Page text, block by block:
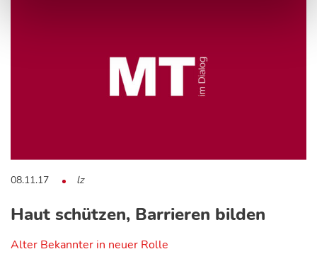
08.11.17 lz
Haut schützen, Barrieren bilden
Alter Bekannter in neuer Rolle